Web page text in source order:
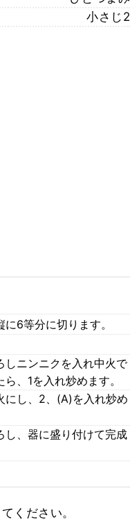
小さじ2
6等分に切ります。
しニンニクを入れ中火で
、1を入れ炒めます。
にし、2、(A)を入れ炒め
し、器に盛り付けて完成
ください。